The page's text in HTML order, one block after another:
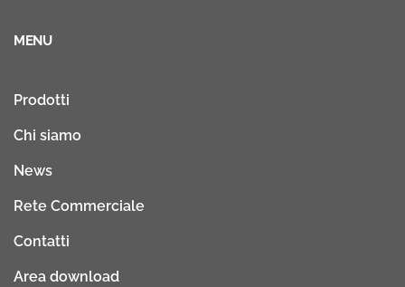
MENU
Prodotti
Chi siamo
News
Rete Commerciale
Contatti
Area download